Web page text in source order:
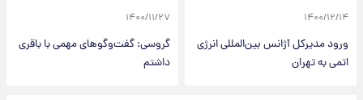
۱۴۰۰/۱۲/۱۴
ورود مدیرکل آژانس بین‌المللی انرژی
اتمی به تهران
۱۴۰۰/۱۱/۲۷
گروسی: گفت‌وگوهای مهمی با باقری
داشتم